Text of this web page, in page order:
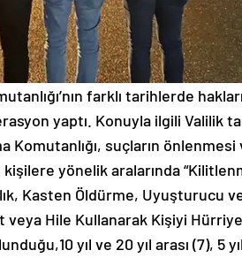
farklı tarihlerde
yaptı. Konuyla ilgili Valilik
Komutanlığı, suçların
yönelik aralarında
Kasten Öldürme, Uyuşturucu
Hile Kullanarak Kişiyi
yıl ve 20 yıl arası (7), 5